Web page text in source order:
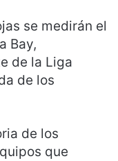
se medirán el
Bay,
de la Liga
de los
de los
que